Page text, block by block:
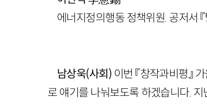
에너지정의행동 정책위원. 공저서
남상욱(사회) 이번 『창작과비평』
로 얘기를 나눠보도록 하겠습니다.